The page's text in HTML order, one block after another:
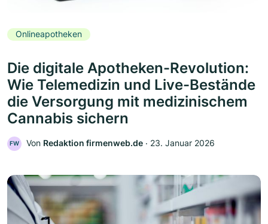
Onlineapotheken
Die digitale Apotheken-Revolution:
Wie Telemedizin und Live-Bestände
die Versorgung mit medizinischem
Cannabis sichern
FW Von Redaktion firmenweb.de ‧ 23. Januar 2026